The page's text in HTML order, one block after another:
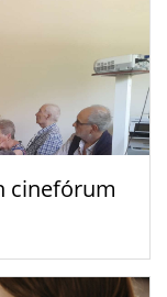
cinefórum